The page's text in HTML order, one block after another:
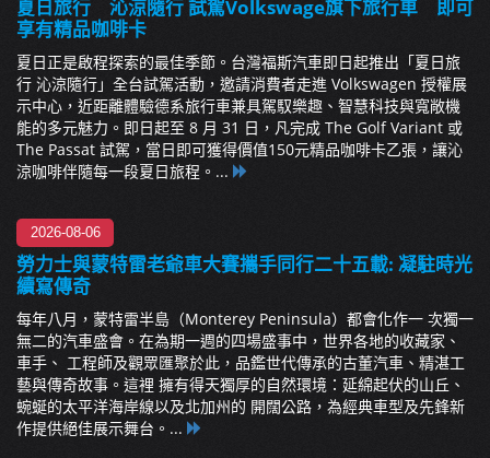
夏日旅行 沁涼隨行 試駕Volkswage旗下旅行車 即可
享有精品咖啡卡
夏日正是啟程探索的最佳季節。台灣福斯汽車即日起推出「夏日旅
行 沁涼隨行」全台試駕活動，邀請消費者走進 Volkswagen 授權展
示中心，近距離體驗德系旅行車兼具駕馭樂趣、智慧科技與寬敞機
能的多元魅力。即日起至 8 月 31 日，凡完成 The Golf Variant 或
The Passat 試駕，當日即可獲得價值150元精品咖啡卡乙張，讓沁
涼咖啡伴隨每一段夏日旅程。...
2026-08-06
勞力士與蒙特雷老爺車大賽攜手同行二十五載: 凝駐時光
續寫傳奇
每年八月，蒙特雷半島（Monterey Peninsula）都會化作一 次獨一
無二的汽車盛會。在為期一週的四場盛事中，世界各地的收藏家、
車手、 工程師及觀眾匯聚於此，品鑑世代傳承的古董汽車、精湛工
藝與傳奇故事。這裡 擁有得天獨厚的自然環境：延綿起伏的山丘、
蜿蜒的太平洋海岸線以及北加州的 開闊公路，為經典車型及先鋒新
作提供絕佳展示舞台。...